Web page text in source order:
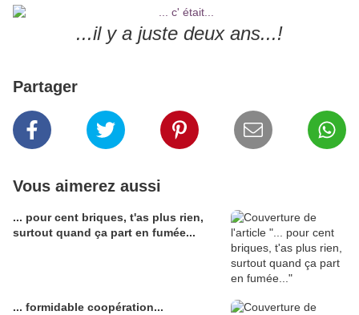
...il y a juste deux ans...!
Partager
Vous aimerez aussi
... pour cent briques, t'as plus rien,
surtout quand ça part en fumée...
... formidable coopération...